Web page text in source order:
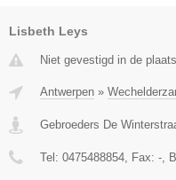
Lisbeth Leys
Niet gevestigd in de
Antwerpen »
Gebroeders De
Tel: 0475488854 , Fax: - ,